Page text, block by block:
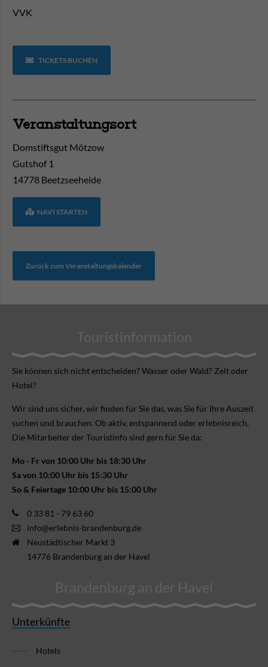
VVK
TICKETS BUCHEN
Veranstaltungsort
Domstiftsgut Mötzow
Gutshof 1
14778 Beetzseeheide
NAVI STARTEN
Zurück zum Veranstaltungskalender
Touristinformation
Sie können sich nicht ent­scheiden? Wasser oder Wald? Zelt oder
Hotel?
Wir sind uns sicher, wir finden für Sie das, was Sie für Ihre Aus­zeit
suchen und brauchen. Ob aktiv, ent­spannend oder erlebnis­reich.
Die Mitarbeiter der Touristinfo sind gern für Sie da:
Mo - Fr von 10:00 Uhr bis 18:30 Uhr
Sa von 10:00 Uhr bis 15:30 Uhr
So & Feiertage 10:00 Uhr bis 15:00 Uhr
0 33 81 - 79 63 60
info@erlebnis-brandenburg.de
Neustädtischer Markt 3
14776 Brandenburg an der Havel
Brandenburg an der Havel
Unterkünfte
Hotels